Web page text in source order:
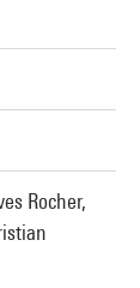
Rocher,